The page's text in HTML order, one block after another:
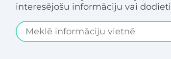
interesējošu informāciju vai
Search